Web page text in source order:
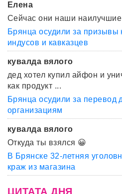
Елена
Сейчас они наши наилучшие
Брянца осудили за
индусов и кавказцев
кувалда вялого
дед хотел купил айфон и
как продукт ...
Брянца осудили за перевод
организациям
кувалда вялого
Откуда ты взялся 😀
В Брянске 32-летняя
краж из магазина
ЦИТАТА ДНЯ